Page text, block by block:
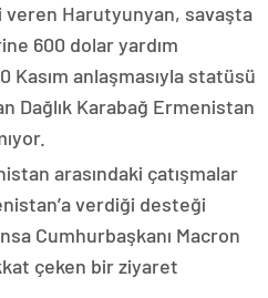
Harutyunyan, savaşta
600 dolar yardım
Kasım anlaşmasıyla statüsü
Dağlık Karabağ Ermenistan
arasındaki çatışmalar
verdiği desteği
Cumhurbaşkanı Macron
çeken bir ziyaret